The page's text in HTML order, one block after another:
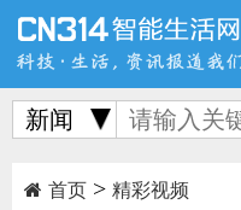
首页
新闻
首页> 精彩视频